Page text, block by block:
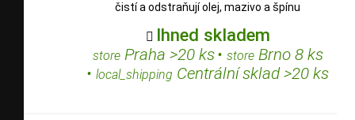
čistí a odstraňují olej, mazivo a špínu
 Ihned skladem
storePraha >20 ks• storeBrno 8 ks
• local_shipping Centrální sklad >20 ks